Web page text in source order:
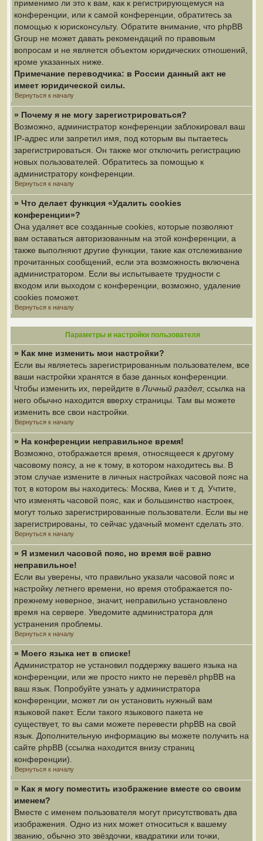
применимо ли это к вам, как к регистрирующемуся на
конференции, или к самой конференции, обратитесь за
помощью к юрисконсульту. Обратите внимание, что phpBB
Group не может давать рекомендаций по правовым
вопросам и не является объектом юридических отношений,
кроме указанных ниже.
Примечание переводчика: в России данный акт не
имеет юридической силы.
Вернуться к началу
» Почему я не могу зарегистрироваться?
Возможно, администратор конференции заблокировал ваш
IP-адрес или запретил имя, под которым вы пытаетесь
зарегистрироваться. Он также мог отключить регистрацию
новых пользователей. Обратитесь за помощью к
администратору конференции.
Вернуться к началу
» Что делает функция «Удалить cookies
конференции»?
Она удаляет все созданные cookies, которые позволяют
вам оставаться авторизованным на этой конференции, а
также выполняют другие функции, такие как отслеживание
прочитанных сообщений, если эта возможность включена
администратором. Если вы испытываете трудности с
входом или выходом с конференции, возможно, удаление
cookies поможет.
Вернуться к началу
Параметры и настройки пользователя
» Как мне изменить мои настройки?
Если вы являетесь зарегистрированным пользователем, все
ваши настройки хранятся в базе данных конференции.
Чтобы изменить их, перейдите в Личный раздел; ссылка на
него обычно находится вверху страницы. Там вы можете
изменить все свои настройки.
Вернуться к началу
» На конференции неправильное время!
Возможно, отображается время, относящееся к другому
часовому поясу, а не к тому, в котором находитесь вы. В
этом случае измените в личных настройках часовой пояс на
тот, в котором вы находитесь: Москва, Киев и т. д. Учтите,
что изменять часовой пояс, как и большинство настроек,
могут только зарегистрированные пользователи. Если вы не
зарегистрированы, то сейчас удачный момент сделать это.
Вернуться к началу
» Я изменил часовой пояс, но время всё равно
неправильное!
Если вы уверены, что правильно указали часовой пояс и
настройку летнего времени, но время отображается по-
прежнему неверное, значит, неправильно установлено
время на сервере. Уведомите администратора для
устранения проблемы.
Вернуться к началу
» Моего языка нет в списке!
Администратор не установил поддержку вашего языка на
конференции, или же просто никто не перевёл phpBB на
ваш язык. Попробуйте узнать у администратора
конференции, может ли он установить нужный вам
языковой пакет. Если такого языкового пакета не
существует, то вы сами можете перевести phpBB на свой
язык. Дополнительную информацию вы можете получить на
сайте phpBB (ссылка находится внизу страниц
конференции).
Вернуться к началу
» Как я могу поместить изображение вместе со своим
именем?
Вместе с именем пользователя могут присутствовать два
изображения. Одно из них может относиться к вашему
званию, обычно это звёздочки, квадратики или точки,